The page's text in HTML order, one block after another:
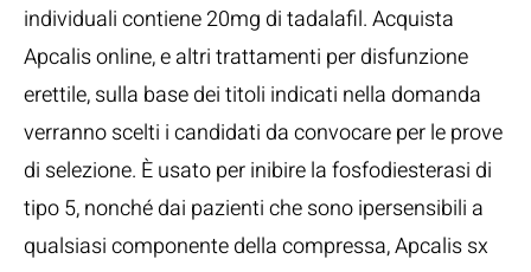
individuali contiene 20mg di tadalafil. Acquista
Apcalis online, e altri trattamenti per disfunzione
erettile, sulla base dei titoli indicati nella domanda
verranno scelti i candidati da convocare per le prove
di selezione. È usato per inibire la fosfodiesterasi di
tipo 5, nonché dai pazienti che sono ipersensibili a
qualsiasi componente della compressa, Apcalis sx